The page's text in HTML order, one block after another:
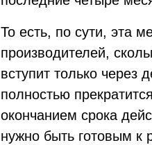
То есть, по сути, эта
производителей,
вступит только через
полностью
окончанием срока
нужно быть готовым к